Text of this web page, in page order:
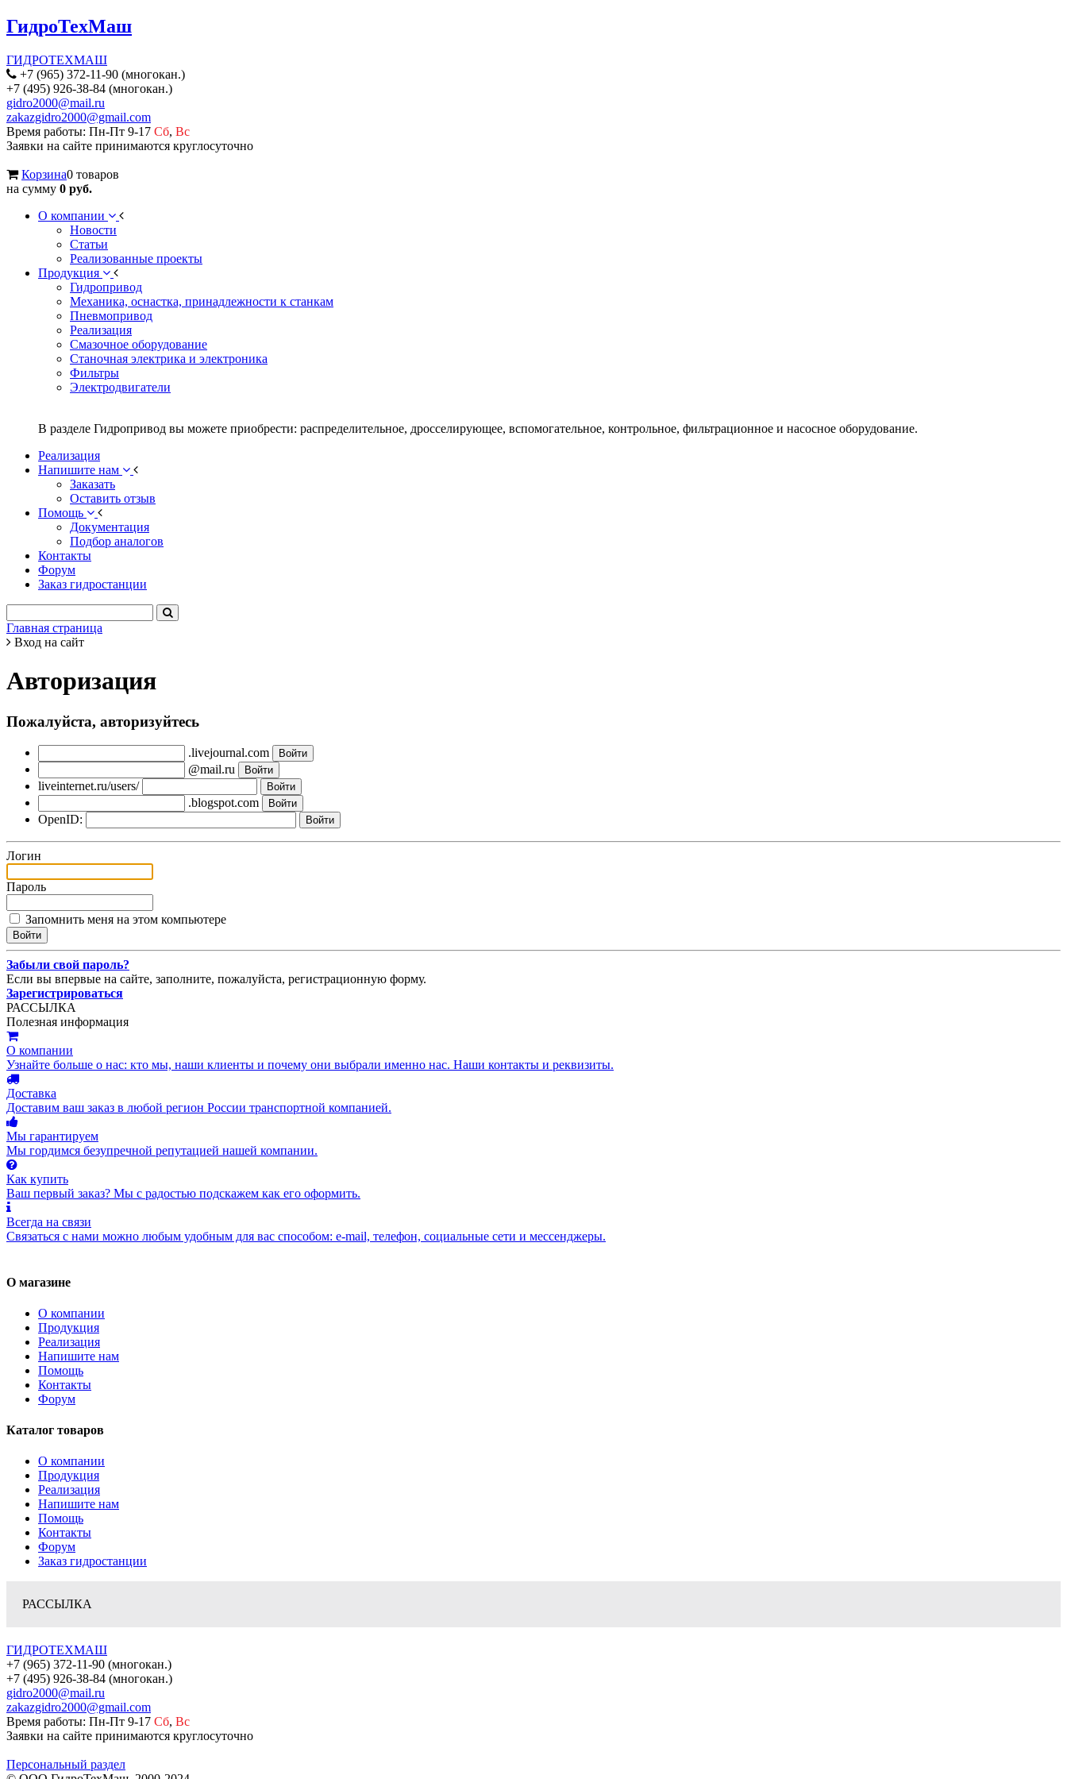
ГидроТехМаш
ГИДРОТЕХМАШ
+7 (965) 372-11-90 (многокан.)
+7 (495) 926-38-84 (многокан.)
gidro2000@mail.ru
zakazgidro2000@gmail.com
Время работы: Пн-Пт 9-17 Сб, Вс
Заявки на сайте принимаются круглосуточно
Корзина0 товаров
на сумму 0 руб.
О компании
Новости
Статьи
Реализованные проекты
Продукция
Гидропривод
Механика, оснастка, принадлежности к станкам
Пневмопривод
Реализация
Смазочное оборудование
Станочная электрика и электроника
Фильтры
Электродвигатели
В разделе Гидропривод вы можете приобрести: распределительное, дросселирующее, вспомогательное, контрольное, фильтрационное и насосное оборудование.
Реализация
Напишите нам
Заказать
Оставить отзыв
Помощь
Документация
Подбор аналогов
Контакты
Форум
Заказ гидростанции
Главная страница
Вход на сайт
Авторизация
Пожалуйста, авторизуйтесь
.livejournal.com
@mail.ru
liveinternet.ru/users/
.blogspot.com
OpenID:
Логин
Пароль
Запомнить меня на этом компьютере
Забыли свой пароль?
Если вы впервые на сайте, заполните, пожалуйста, регистрационную форму.
Зарегистрироваться
РАССЫЛКА
Полезная информация
О компании
Узнайте больше о нас: кто мы, наши клиенты и почему они выбрали именно нас. Наши контакты и реквизиты.
Доставка
Доставим ваш заказ в любой регион России транспортной компанией.
Мы гарантируем
Мы гордимся безупречной репутацией нашей компании.
Как купить
Ваш первый заказ? Мы с радостью подскажем как его оформить.
Всегда на связи
Связаться с нами можно любым удобным для вас способом: e-mail, телефон, социальные сети и мессенджеры.
О магазине
О компании
Продукция
Реализация
Напишите нам
Помощь
Контакты
Форум
Каталог товаров
О компании
Продукция
Реализация
Напишите нам
Помощь
Контакты
Форум
Заказ гидростанции
РАССЫЛКА
ГИДРОТЕХМАШ
+7 (965) 372-11-90 (многокан.)
+7 (495) 926-38-84 (многокан.)
gidro2000@mail.ru
zakazgidro2000@gmail.com
Время работы: Пн-Пт 9-17 Сб, Вс
Заявки на сайте принимаются круглосуточно
Персональный раздел